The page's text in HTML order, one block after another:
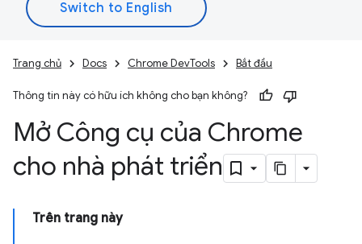
Trang chủ Docs Chrome DevTools Bắt đầu
Thông tin này có hữu ích không cho bạn không?
Mở Công cụ của Chrome
cho nhà phát triển
Trên trang này